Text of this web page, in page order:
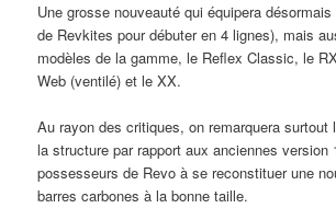
Une grosse nouveauté qui équipera
de Revkites pour débuter en 4 lignes), mais
modèles de la gamme, le Reflex Classic, le
Web (ventilé) et le XX.
Au rayon des critiques, on remarquera surtout
la structure par rapport aux anciennes version
possesseurs de Revo à se reconstituer une
barres carbones à la bonne taille.